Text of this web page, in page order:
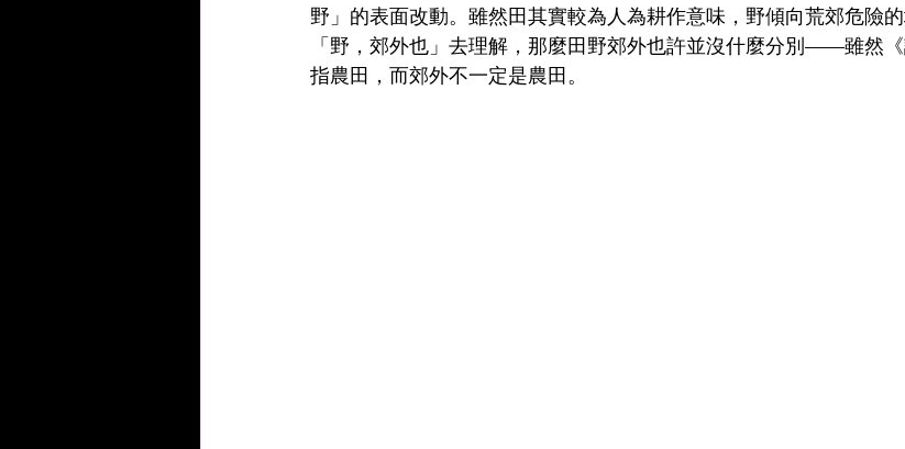
野」的表面改動。雖然田其實較為人為耕作意味，野傾向荒郊危險
「野，郊外也」去理解，那麼田野郊外也許並沒什麼分別——雖然
指農田，而郊外不一定是農田。